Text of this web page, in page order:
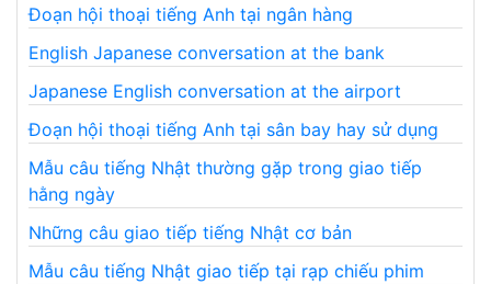
Đoạn hội thoại tiếng Anh tại ngân hàng
English Japanese conversation at the bank
Japanese English conversation at the airport
Đoạn hội thoại tiếng Anh tại sân bay hay sử dụng
Mẫu câu tiếng Nhật thường gặp trong giao tiếp
hằng ngày
Những câu giao tiếp tiếng Nhật cơ bản
Mẫu câu tiếng Nhật giao tiếp tại rạp chiếu phim